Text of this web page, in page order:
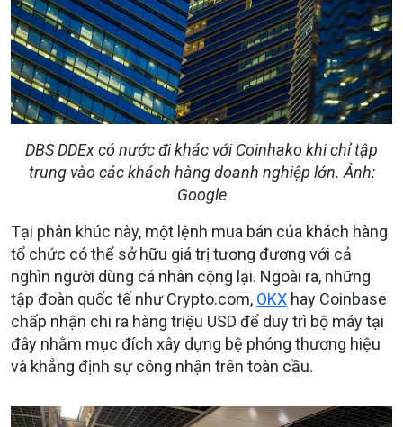
DBS DDEx có nước đi khác với Coinhako khi chỉ tập
trung vào các khách hàng doanh nghiệp lớn. Ảnh:
Google
Tại phân khúc này, một lệnh mua bán của khách hàng
tổ chức có thể sở hữu giá trị tương đương với cả
nghìn người dùng cá nhân cộng lại. Ngoài ra, những
tập đoàn quốc tế như Crypto.com, OKX hay Coinbase
chấp nhận chi ra hàng triệu USD để duy trì bộ máy tại
đây nhằm mục đích xây dựng bệ phóng thương hiệu
và khẳng định sự công nhận trên toàn cầu.